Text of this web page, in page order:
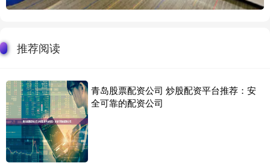
推荐阅读
青岛股票配资公司 炒股配资平台推荐：安
全可靠的配资公司